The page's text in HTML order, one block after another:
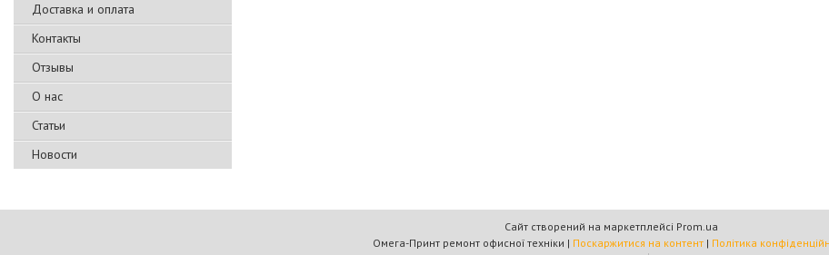
Доставка и оплата
Контакты
Отзывы
О нас
Статьи
Новости
Сайт створений на маркетплейсі Prom.ua
Омега-Принт ремонт офисної техніки | Поскаржитися на контент | Політика